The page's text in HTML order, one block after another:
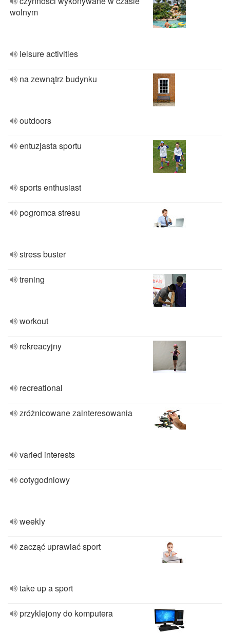
wolnym
leisure activities
na zewnątrz budynku
outdoors
entuzjasta sportu
sports enthusiast
pogromca stresu
stress buster
trening
workout
rekreacyjny
recreational
zróżnicowane zainteresowania
varied interests
cotygodniowy
weekly
zacząć uprawiać sport
take up a sport
przyklejony do komputera